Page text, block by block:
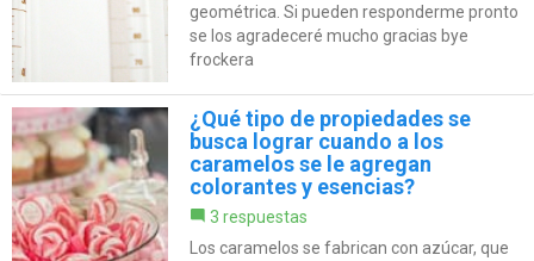
geométrica. Si pueden responderme pronto
se los agradeceré mucho gracias bye
frockera
¿Qué tipo de propiedades se
busca lograr cuando a los
caramelos se le agregan
colorantes y esencias?
3 respuestas
Los caramelos se fabrican con azúcar, que